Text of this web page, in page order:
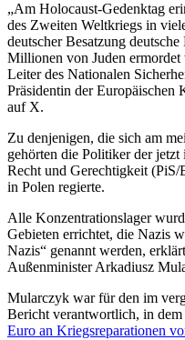
„Am Holocaust-Gedenktag
des Zweiten Weltkriegs in
deutscher Besatzung
Millionen von Juden ermordet
Leiter des Nationalen
Präsidentin der Europäischen
auf X.
Zu denjenigen, die sich am
gehörten die Politiker der
Recht und Gerechtigkeit
in Polen regierte.
Alle Konzentrationslager
Gebieten errichtet, die Nazis
Nazis“ genannt werden,
Außenminister Arkadiusz
Mularczyk war für den im
Bericht verantwortlich, in
Euro an Kriegsreparationen